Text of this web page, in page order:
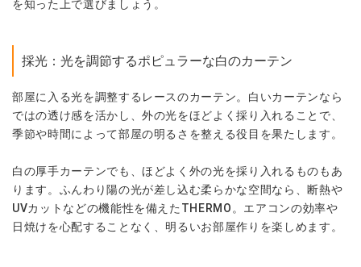
を知った上で選びましょう。
採光：光を調節するポピュラーな白のカーテン
部屋に入る光を調整するレースのカーテン。白いカーテンなら
ではの透け感を活かし、外の光をほどよく採り入れることで、
季節や時間によって部屋の明るさを整える役目を果たします。
白の厚手カーテンでも、ほどよく外の光を採り入れるものもあ
ります。ふんわり陽の光が差し込む柔らかな空間なら、断熱や
UVカットなどの機能性を備えたTHERMO。エアコンの効率や
日焼けを心配することなく、明るいお部屋作りを楽しめます。